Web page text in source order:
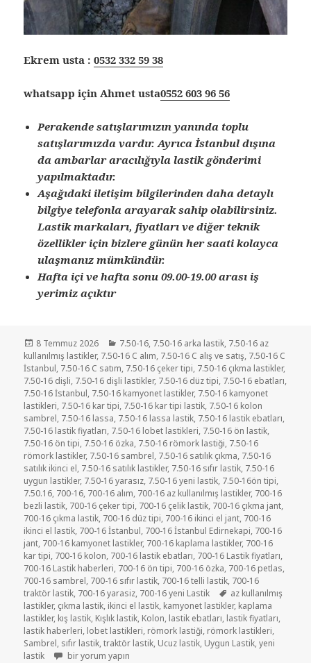
Ekrem usta :0532 332 59 38
whatsapp için Ahmet usta0552 603 96 56
Perakende satışlarımızın yanında toplu
satışlarımızda vardır. Ayrıca İstanbul dışına
da ambarlar aracılığıyla lastik gönderimi
yapılmaktadır.
Aşağıdaki iletişim bilgilerinden daha detaylı
bilgiye telefonla arayarak sahip olabilirsiniz.
Lastik markaları, fiyatları ve diğer teknik
özellikler için bizlere günün her saati kolayca
ulaşmanız mümkündür.
Hafta içi ve hafta sonu 09.00-19.00 arası iş
yerimiz açıktır
Yayın
tarihi
8 Temmuz 2026 Kategoriler
7.50-16, 7.50-16 arka lastik, 7.50-16 az
kullanılmış lastikler, 7.50-16 C alım, 7.50-16 C alış ve satış, 7.50-16 C
İstanbul, 7.50-16 C satım, 7.50-16 çeker tipi, 7.50-16 çıkma lastikler,
7.50-16 dişli, 7.50-16 dişli lastikler, 7.50-16 düz tipi, 7.50-16 ebatları,
7.50-16 İstanbul, 7.50-16 kamyonet lastikler, 7.50-16 kamyonet
lastikleri, 7.50-16 kar tipi, 7.50-16 kar tipi lastik, 7.50-16 kolon
sambrel, 7.50-16 lassa, 7.50-16 lassa lastik, 7.50-16 lastik ebatları,
7.50-16 lastik fiyatları, 7.50-16 lobet lastikleri, 7.50-16 ön lastik,
7.50-16 ön tipi, 7.50-16 özka, 7.50-16 römork lastiği, 7.50-16
römork lastikler, 7.50-16 sambrel, 7.50-16 satılık çıkma, 7.50-16
satılık ikinci el, 7.50-16 satılık lastikler, 7.50-16 sıfır lastik, 7.50-16
uygun lastikler, 7.50-16 yarasız, 7.50-16 yeni lastik, 7.50-16ön tipi,
7.50.16, 700-16, 700-16 alım, 700-16 az kullanılmış lastikler, 700-16
bezli lastik, 700-16 çeker tipi, 700-16 çelik lastik, 700-16 çıkma jant,
700-16 çıkma lastik, 700-16 düz tipi, 700-16 ikinci el jant, 700-16
ikinci el lastik, 700-16 İstanbul, 700-16 İstanbul Edirnekapi, 700-16
jant, 700-16 kamyonet lastikler, 700-16 kaplama lastikler, 700-16
kar tipi, 700-16 kolon, 700-16 lastik ebatları, 700-16 Lastik fiyatları,
700-16 Lastik haberleri, 700-16 ön tipi, 700-16 özka, 700-16 petlas,
700-16 sambrel, 700-16 sıfır lastik, 700-16 telli lastik, 700-16
traktör lastik, 700-16 yarasiz, 700-16 yeni Lastik Etiketler
az kullanılmış
lastikler, çıkma lastik, ikinci el lastik, kamyonet lastikler, kaplama
lastikler, kış lastik, Kışlık lastik, Kolon, lastik ebatları, lastik fiyatları,
lastik haberleri, lobet lastikleri, römork lastiği, römork lastikleri,
Sambrel, sıfır lastik,traktör lastik, Ucuz lastik, Uygun Lastik,yeni
lastik
7-50R16 ÇIKMA KAMYONET LASTİKLER için
bir yorum yapın